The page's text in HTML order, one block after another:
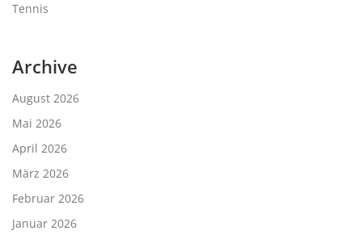
Tennis
Archive
August 2026
Mai 2026
April 2026
März 2026
Februar 2026
Januar 2026